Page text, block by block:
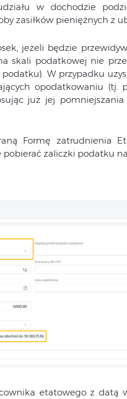
w dochodzie
zasiłków pieniężnych z
jeżeli będzie
skali podatkowej nie
W przypadku
opodatkowaniu (tj.
już jej pomniejszania
Formę zatrudnienia
pobierać zaliczki podatku
etatowego z datą